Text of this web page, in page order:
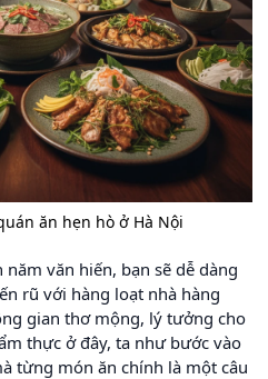
ăn hẹn hò ở Hà Nội
văn hiến, bạn sẽ dễ dàng
rũ với hàng loạt nhà hàng
gian thơ mộng, lý tưởng cho
thực ở đây, ta như bước vào
từng món ăn chính là một câu